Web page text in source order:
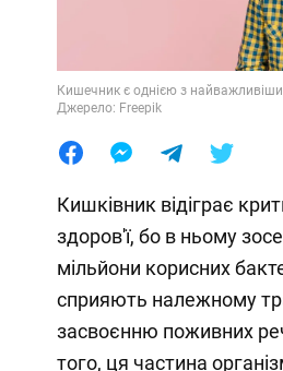
Кишечник є однією з
Джерело: Freepik
Кишківник відіграє
здоров'ї, бо в ньому
мільйони корисних
сприяють належному
засвоєнню поживних
того, ця частина